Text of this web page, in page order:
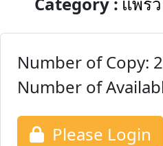
Number of Copy:
Number of
Please Login